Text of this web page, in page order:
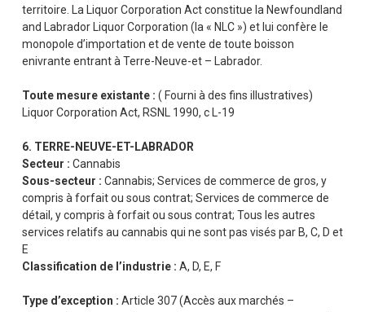
territoire. La Liquor Corporation Act constitue la Newfoundland
and Labrador Liquor Corporation (la « NLC ») et lui confère le
monopole d’importation et de vente de toute boisson
enivrante entrant à Terre-Neuve-et – Labrador.
Toute mesure existante : ( Fourni à des fins illustratives)
Liquor Corporation Act, RSNL 1990, c L-19
6. TERRE-NEUVE-ET-LABRADOR
Secteur : Cannabis
Sous-secteur : Cannabis; Services de commerce de gros, y
compris à forfait ou sous contrat; Services de commerce de
détail, y compris à forfait ou sous contrat; Tous les autres
services relatifs au cannabis qui ne sont pas visés par B, C, D et
E
Classification de l’industrie : A, D, E, F
Type d’exception : Article 307 (Accès aux marchés –